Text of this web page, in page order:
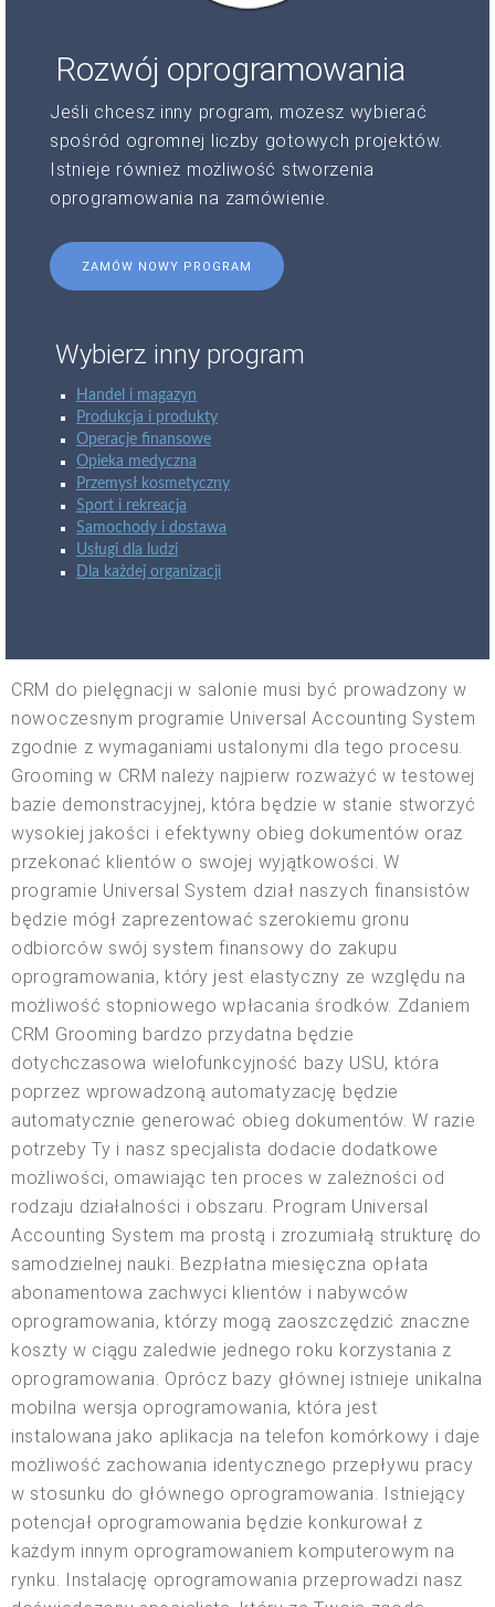
Rozwój oprogramowania
Jeśli chcesz inny program, możesz wybierać
spośród ogromnej liczby gotowych projektów.
Istnieje również możliwość stworzenia
oprogramowania na zamówienie.
ZAMÓW NOWY PROGRAM
Wybierz inny program
Handel i magazyn
Produkcja i produkty
Operacje finansowe
Opieka medyczna
Przemysł kosmetyczny
Sport i rekreacja
Samochody i dostawa
Usługi dla ludzi
Dla każdej organizacji
CRM do pielęgnacji w salonie musi być prowadzony w
nowoczesnym programie Universal Accounting System
zgodnie z wymaganiami ustalonymi dla tego procesu.
Grooming w CRM należy najpierw rozważyć w testowej
bazie demonstracyjnej, która będzie w stanie stworzyć
wysokiej jakości i efektywny obieg dokumentów oraz
przekonać klientów o swojej wyjątkowości. W
programie Universal System dział naszych finansistów
będzie mógł zaprezentować szerokiemu gronu
odbiorców swój system finansowy do zakupu
oprogramowania, który jest elastyczny ze względu na
możliwość stopniowego wpłacania środków. Zdaniem
CRM Grooming bardzo przydatna będzie
dotychczasowa wielofunkcyjność bazy USU, która
poprzez wprowadzoną automatyzację będzie
automatycznie generować obieg dokumentów. W razie
potrzeby Ty i nasz specjalista dodacie dodatkowe
możliwości, omawiając ten proces w zależności od
rodzaju działalności i obszaru. Program Universal
Accounting System ma prostą i zrozumiałą strukturę do
samodzielnej nauki. Bezpłatna miesięczna opłata
abonamentowa zachwyci klientów i nabywców
oprogramowania, którzy mogą zaoszczędzić znaczne
koszty w ciągu zaledwie jednego roku korzystania z
oprogramowania. Oprócz bazy głównej istnieje unikalna
mobilna wersja oprogramowania, która jest
instalowana jako aplikacja na telefon komórkowy i daje
możliwość zachowania identycznego przepływu pracy
w stosunku do głównego oprogramowania. Istniejący
potencjał oprogramowania będzie konkurował z
każdym innym oprogramowaniem komputerowym na
rynku. Instalację oprogramowania przeprowadzi nasz